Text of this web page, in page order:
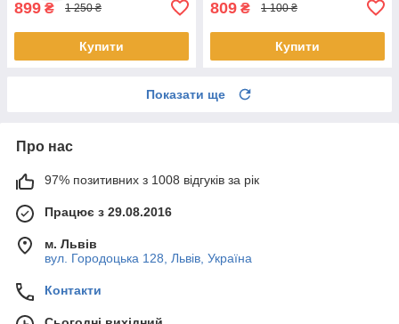
899 ₴ 1 250 ₴
Купити
809 ₴ 1 100 ₴
Купити
Показати ще
Про нас
97% позитивних з 1008 відгуків за рік
Працює з 29.08.2016
м. Львів
вул. Городоцька 128, Львів, Україна
Контакти